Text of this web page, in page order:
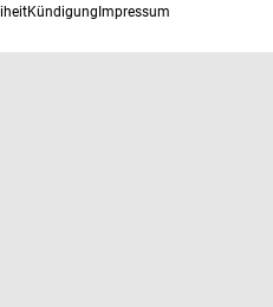
Kündigung Impressum